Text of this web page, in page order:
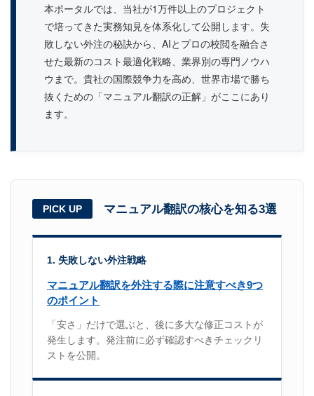
本ポータルでは、当社が1万件以上のプロジェクト
で培ってきた実務知見を体系化して公開します。失
敗しない外注の秘訣から、AIとプロの校閲を融合さ
せた最新のコスト最適化戦略、業界別の専門ノウハ
ウまで。貴社の国際競争力を高め、世界市場で勝ち
抜くための「マニュアル翻訳の正解」がここにあり
ます。
PICK UP マニュアル翻訳の核心を知る3選
1. 失敗しない外注戦略
マニュアル翻訳を外注する際に注意すべき9つ
のポイント
「安さ」だけで選ぶと、後に多大な修正コストが
発生します。発注前に必ず確認すべきチェックリ
ストを公開。